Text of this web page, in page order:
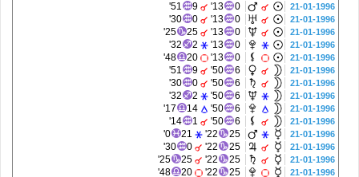
21-01-1996
0
13'
9
51'
21-01-1996
0
13'
0
30'
21-01-1996
0
13'
25
25'
21-01-1996
0
13'
2
32'
21-01-1996
0
13'
20
48'
21-01-1996
6
50'
9
51'
21-01-1996
6
50'
0
30'
21-01-1996
6
50'
2
32'
21-01-1996
6
50'
14
17'
21-01-1996
6
50'
1
14'
21-01-1996
25
22'
21
0'
21-01-1996
25
22'
0
30'
21-01-1996
25
22'
25
25'
21-01-1996
25
22'
20
48'